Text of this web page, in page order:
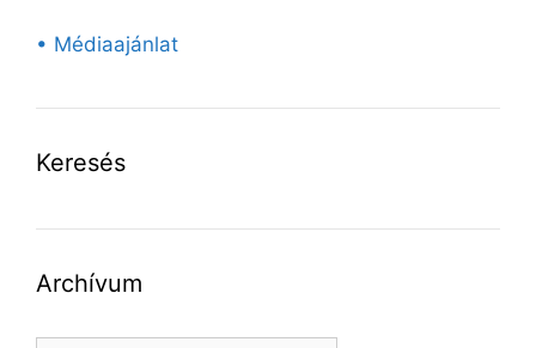
• Médiaajánlat
Keresés
Archívum